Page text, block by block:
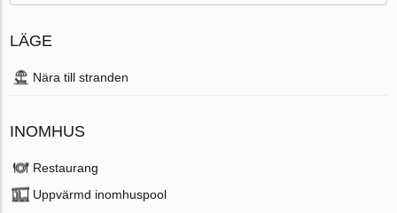
LÄGE
Nära till stranden
INOMHUS
Restaurang
Uppvärmd inomhuspool